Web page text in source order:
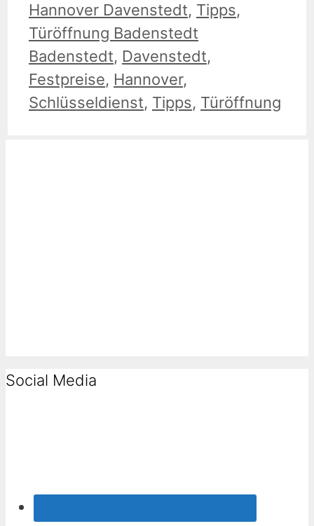
Hannover Davenstedt, Tipps,
Türöffnung Badenstedt
Badenstedt, Davenstedt,
Festpreise, Hannover,
Schlüsseldienst, Tipps, Türöffnung
Social Media